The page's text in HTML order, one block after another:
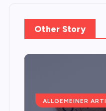
Other Story
ALLGEMEINER